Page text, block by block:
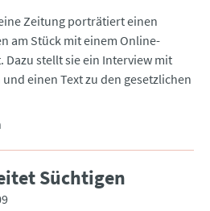
Zeitung porträtiert einen
am Stück mit einem Online-
Dazu stellt sie ein Interview mit
einen Text zu den gesetzlichen
Süchtigen